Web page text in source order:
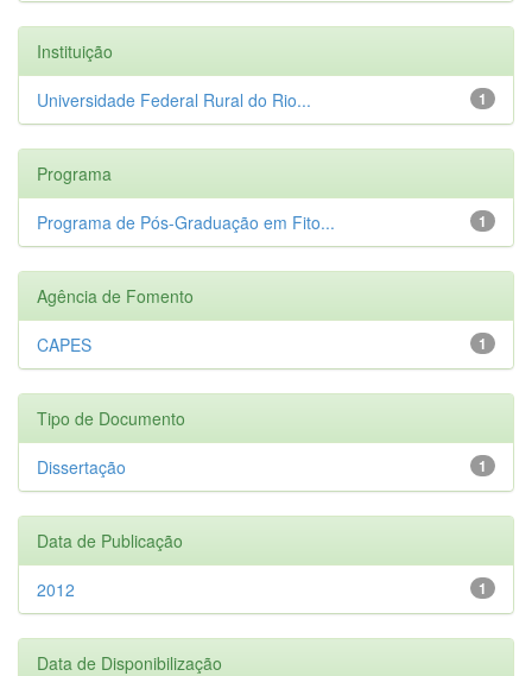
Instituição
1
Universidade Federal Rural do Rio...
Programa
1
Programa de Pós-Graduação em Fito...
Agência de Fomento
1
CAPES
Tipo de Documento
1
Dissertação
Data de Publicação
1
2012
Data de Disponibilização